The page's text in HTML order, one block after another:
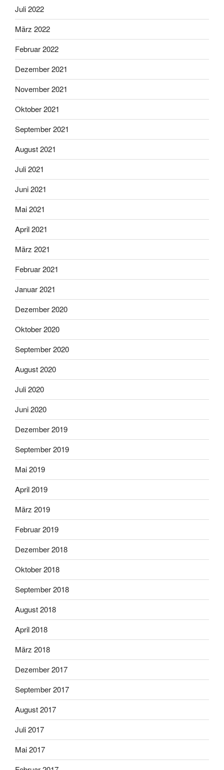
Juli 2022
März 2022
Februar 2022
Dezember 2021
November 2021
Oktober 2021
September 2021
August 2021
Juli 2021
Juni 2021
Mai 2021
April 2021
März 2021
Februar 2021
Januar 2021
Dezember 2020
Oktober 2020
September 2020
August 2020
Juli 2020
Juni 2020
Dezember 2019
September 2019
Mai 2019
April 2019
März 2019
Februar 2019
Dezember 2018
Oktober 2018
September 2018
August 2018
April 2018
März 2018
Dezember 2017
September 2017
August 2017
Juli 2017
Mai 2017